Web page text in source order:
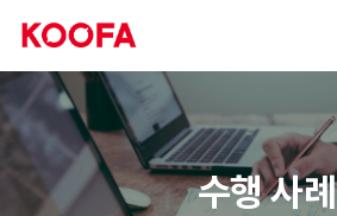
수행 사례